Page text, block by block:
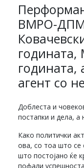
ВМРО-
годината,
годината,
агент со
Доблеста и
постапки и дела, а
Како политички
ова, со тоа што се
што постојано ќе
пофали